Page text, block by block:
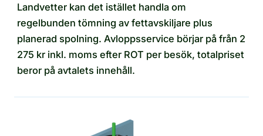
Landvetter kan det istället handla om
regelbunden tömning av fettavskiljare plus
planerad spolning. Avloppsservice börjar på från 2
275 kr inkl. moms efter ROT per besök, totalpriset
beror på avtalets innehåll.